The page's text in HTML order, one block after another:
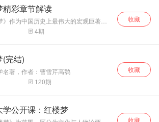
语、老子、庄子、
大学、中庸、千家
诗等多部经典的朗
读与讲解，现在，
让我们一起开始
《千字文》的朗诵
与解读吧。 《千字
文》和《三字经》
传《千字文》是南
朝的梁武帝为教育
这些评点或者批语是最符合曹公思想
阅读红楼梦过程中一个不可或缺的组成
，正闲话时，林妹妹来了。 程甲本里
壤之别，
“摇摇”更美，选对版本，读红楼句句入
想开启红楼密室，脂砚斋批语是钥匙。
精彩章节解读
》作为中国历史上最伟大的宏观巨著，
说的巅峰，我们选取了书中有联系的章
了多个精彩系列，同时在播讲时加入个
4期
收藏
(完结)
名著，作者：曹雪芹高鹗
120期
收藏
学公开课：红楼梦
收藏